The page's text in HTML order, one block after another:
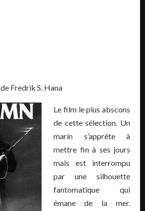
de Fredrik S. Hana
Le film le plus abscons
de cette sélection. Un
marin s’apprête à
mettre fin à ses jours
mais est interrompu
par une silhouette
fantomatique qui
émane de la mer.